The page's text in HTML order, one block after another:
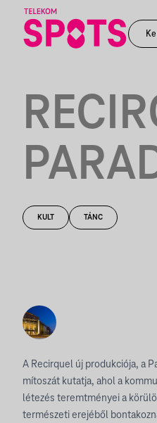
KULT TÁNC
A Recirquel új produkciója, a
mítoszát kutatja, ahol a
létezés teremtményei a
természeti erejéből